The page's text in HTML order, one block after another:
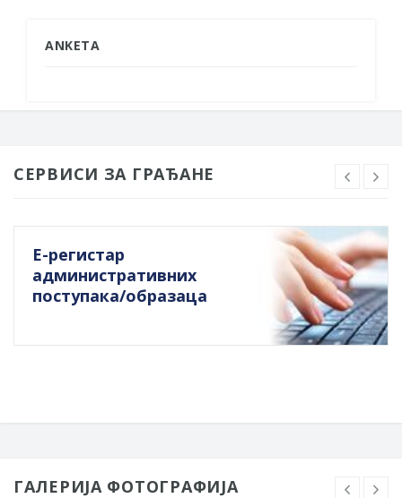
ANKETA
СЕРВИСИ ЗА ГРАЂАНЕ
Е-регистар
административних
поступака/образаца
ГАЛЕРИЈА ФОТОГРАФИЈА